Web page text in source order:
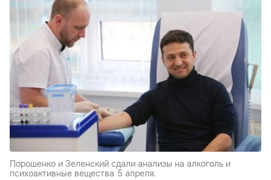
Порошенко и Зеленский сдали анализы на алкоголь и
психоактивные вещества 5 апреля.